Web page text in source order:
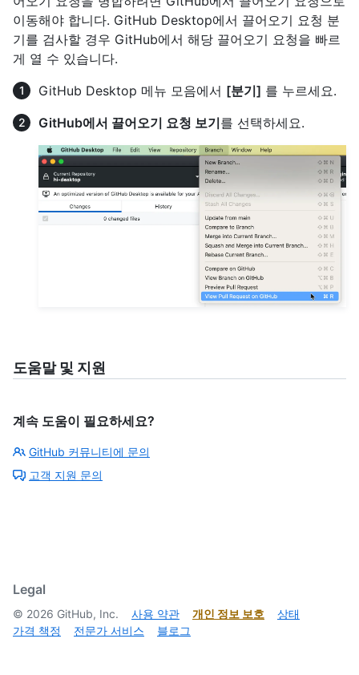
이동해야 합니다. GitHub Desktop에서 끌어오기 요청 분
기를 검사할 경우 GitHub에서 해당 끌어오기 요청을 빠르
게 열 수 있습니다.
GitHub Desktop 메뉴 모음에서 [분기] 를 누르세요.
GitHub에서 끌어오기 요청 보기를 선택하세요.
도움말 및 지원
계속 도움이 필요하세요?
GitHub 커뮤니티에 문의
고객 지원 문의
Legal
© 2026 GitHub, Inc. 사용 약관 개인 정보 보호
상태
가격 책정
전문가 서비스 블로그